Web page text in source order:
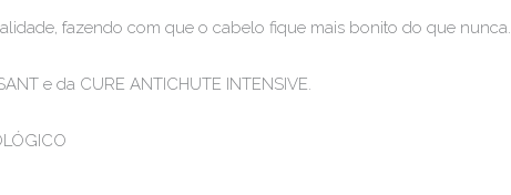
fazendo com que o cabelo fique mais bonito do que nunca.
e da CURE ANTICHUTE INTENSIVE.